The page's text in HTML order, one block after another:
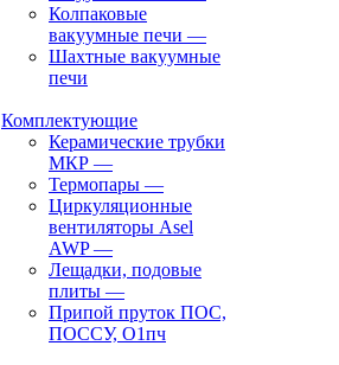
Колпаковые
вакуумные печи —
Шахтные вакуумные
печи
Комплектующие
Керамические трубки
МКР —
Термопары —
Циркуляционные
вентиляторы Asel
AWP—
Лещадки, подовые
плиты —
Припой пруток ПОС,
ПОССУ, О1пч